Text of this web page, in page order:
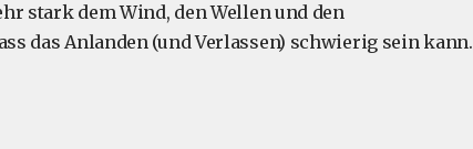
stark dem Wind, den Wellen und den
das Anlanden (und Verlassen) schwierig sein kann.